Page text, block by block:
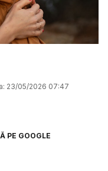
23/05/2026 07:47
PE GOOGLE